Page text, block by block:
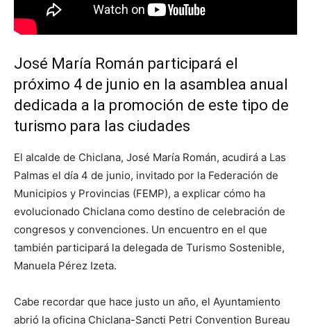
José María Román participará el
próximo 4 de junio en la asamblea anual
dedicada a la promoción de este tipo de
turismo para las ciudades
El alcalde de Chiclana, José María Román, acudirá a Las
Palmas el día 4 de junio, invitado por la Federación de
Municipios y Provincias (FEMP), a explicar cómo ha
evolucionado Chiclana como destino de celebración de
congresos y convenciones. Un encuentro en el que
también participará la delegada de Turismo Sostenible,
Manuela Pérez Izeta.
Cabe recordar que hace justo un año, el Ayuntamiento
abrió la oficina Chiclana-Sancti Petri Convention Bureau